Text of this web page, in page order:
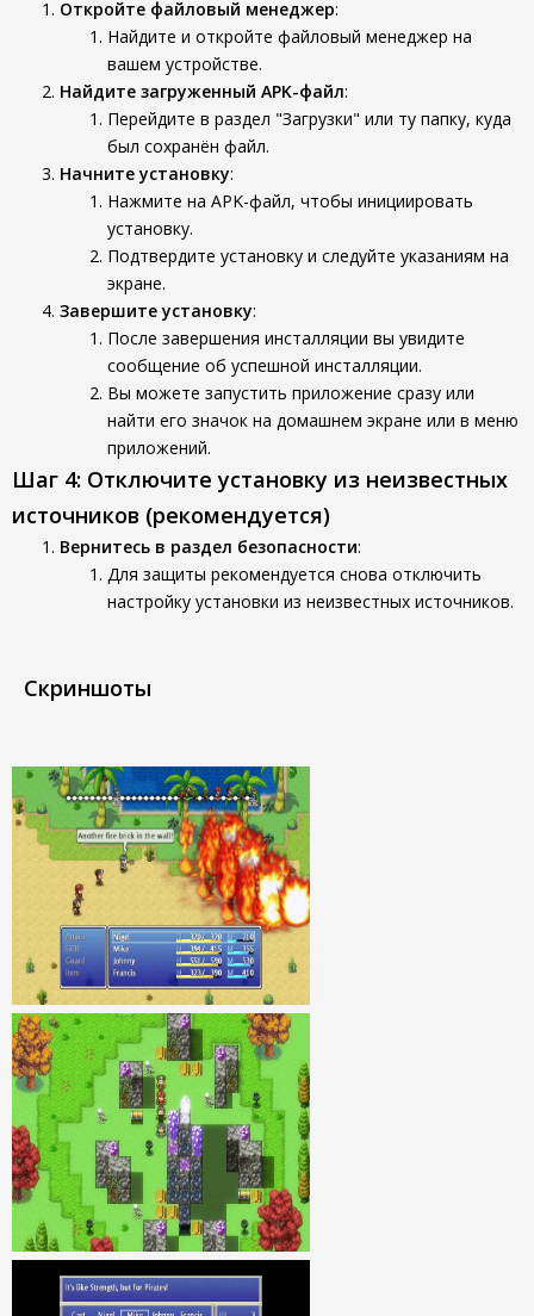
Откройте файловый менеджер:
Найдите и откройте файловый менеджер на
вашем устройстве.
Найдите загруженный APK-файл:
Перейдите в раздел "Загрузки" или ту папку, куда
был сохранён файл.
Начните установку:
Нажмите на APK-файл, чтобы инициировать
установку.
Подтвердите установку и следуйте указаниям на
экране.
Завершите установку:
После завершения инсталляции вы увидите
сообщение об успешной инсталляции.
Вы можете запустить приложение сразу или
найти его значок на домашнем экране или в меню
приложений.
Шаг 4: Отключите установку из неизвестных
источников (рекомендуется)
Вернитесь в раздел безопасности:
Для защиты рекомендуется снова отключить
настройку установки из неизвестных источников.
Скриншоты